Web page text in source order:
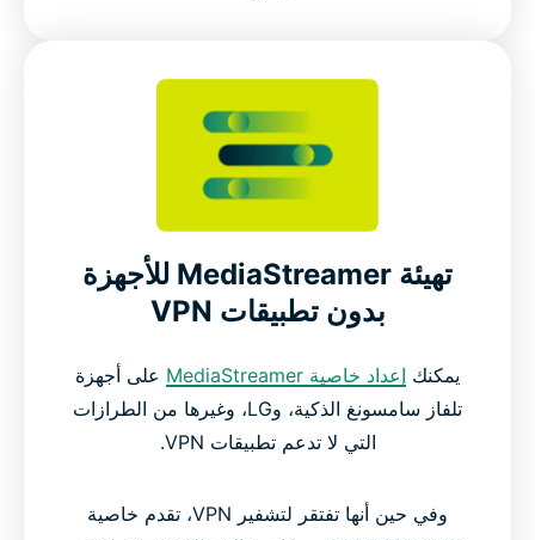
تهيئة MediaStreamer للأجهزة
بدون تطبيقات VPN
يمكنك إعداد خاصية MediaStreamer
على أجهزة
تلفاز سامسونغ الذكية، وLG، وغيرها من الطرازات
التي لا تدعم تطبيقات VPN.
وفي حين أنها تفتقر لتشفير VPN، تقدم خاصية